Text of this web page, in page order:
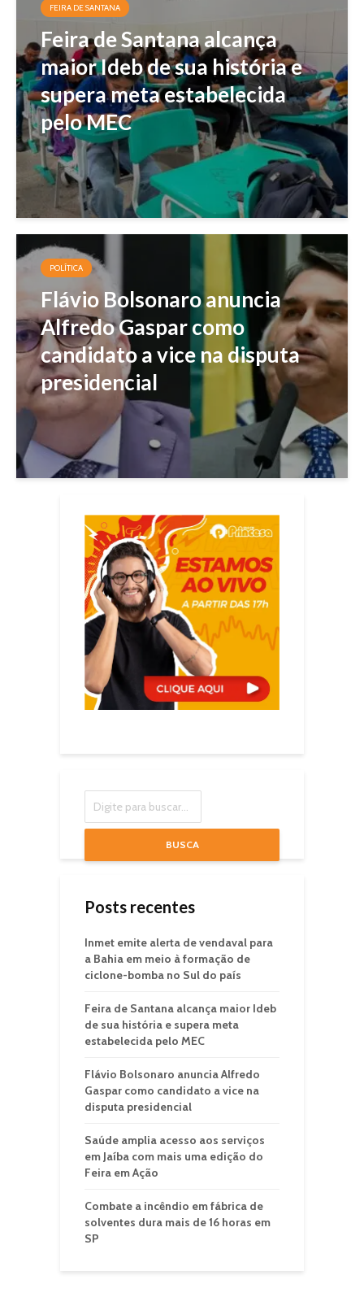
FEIRA DE SANTANA
Feira de Santana alcança
maior Ideb de sua história e
supera meta estabelecida
pelo MEC
POLÍTICA
Flávio Bolsonaro anuncia
Alfredo Gaspar como
candidato a vice na disputa
presidencial
BUSCA
Posts recentes
Inmet emite alerta de vendaval para
a Bahia em meio à formação de
ciclone-bomba no Sul do país
Feira de Santana alcança maior Ideb
de sua história e supera meta
estabelecida pelo MEC
Flávio Bolsonaro anuncia Alfredo
Gaspar como candidato a vice na
disputa presidencial
Saúde amplia acesso aos serviços
em Jaíba com mais uma edição do
Feira em Ação
Combate a incêndio em fábrica de
solventes dura mais de 16 horas em
SP